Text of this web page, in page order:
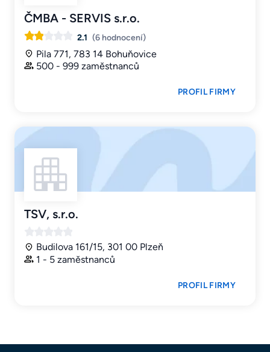
ČMBA - SERVIS s.r.o.
2.1 (6 hodnocení)
Pila 771, 783 14 Bohuňovice
500 - 999 zaměstnanců
PROFIL FIRMY
TSV, s.r.o.
Budilova 161/15, 301 00 Plzeň
1 - 5 zaměstnanců
PROFIL FIRMY